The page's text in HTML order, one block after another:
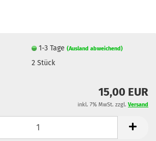
1-3 Tage(Ausland abweichend)
2Stück
15,00 EUR
inkl. 7% MwSt. zzgl. Versand